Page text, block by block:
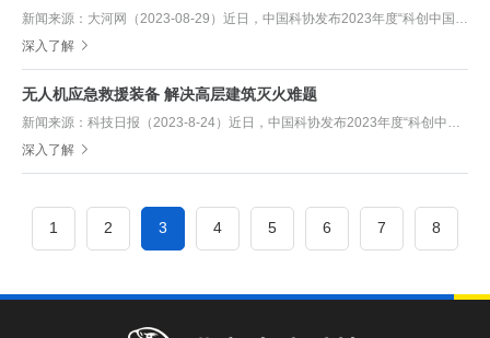
新闻来源：大河网（2023-08-29）近日，中国科协发布2023年度“科创中国”创新基地示范项目评审结果，依托河南省猎鹰消防科技有限公司建设的“科创中国”无人......
深入了解
无人机应急救援装备 解决高层建筑灭火难题
新闻来源：科技日报（2023-8-24）近日，中国科协发布2023年度“科创中国”创新基地示范项目评审结果，依托河南省猎鹰消防科技有限公司建设的“科创中国”无人......
深入了解
1 2 3 4 5 6 7 8